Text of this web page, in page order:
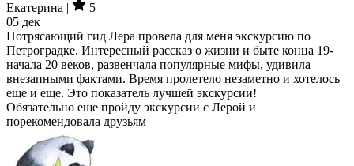
Екатерина |
5
05 дек
Потрясающий гид Лера провела для меня экскурсию по
Петроградке. Интересный рассказ о жизни и быте конца 19-
начала 20 веков, развенчала популярные мифы, удивила
внезапными фактами. Время пролетело незаметно и хотелось
еще и еще. Это показатель лучшей экскурсии!
Обязательно еще пройду экскурсии с Лерой и
порекомендовала друзьям